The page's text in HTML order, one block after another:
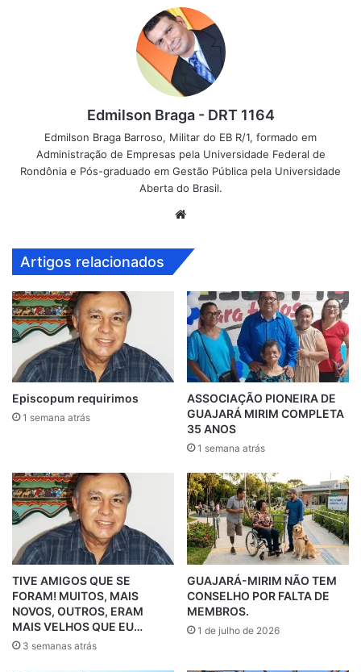
Edmilson Braga - DRT 1164
Edmilson Braga Barroso, Militar do EB R/1, formado em
Administração de Empresas pela Universidade Federal de
Rondônia e Pós-graduado em Gestão Pública pela Universidade
Aberta do Brasil.
Artigos relacionados
Episcopum requirimos
1 semana atrás
ASSOCIAÇÃO PIONEIRA DE
GUAJARÁ MIRIM COMPLETA
35 ANOS
1 semana atrás
TIVE AMIGOS QUE SE
FORAM! MUITOS, MAIS
NOVOS, OUTROS, ERAM
MAIS VELHOS QUE EU…
3 semanas atrás
GUAJARÁ-MIRIM NÃO TEM
CONSELHO POR FALTA DE
MEMBROS.
1 de julho de 2026